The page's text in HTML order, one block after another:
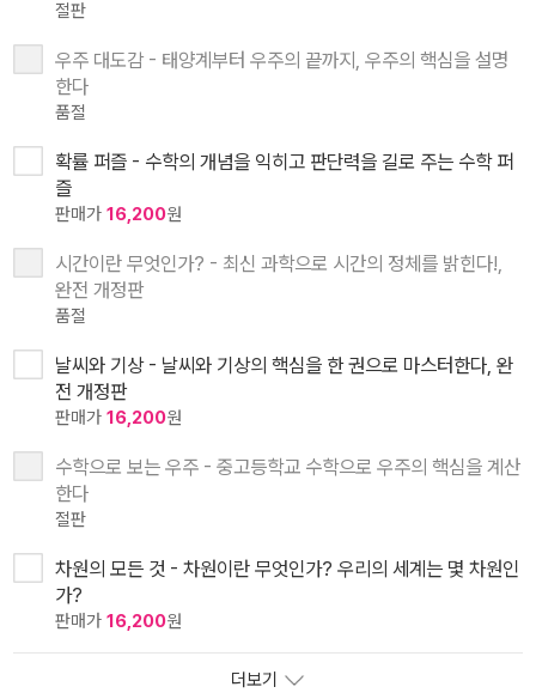
절판
우주 대도감 - 태양계부터 우주의 끝까지, 우주의 핵심을 설명
한다
품절
확률 퍼즐 - 수학의 개념을 익히고 판단력을 길로 주는 수학 퍼
즐
판매가 16,200원
시간이란 무엇인가? - 최신 과학으로 시간의 정체를 밝힌다!,
완전 개정판
품절
날씨와 기상 - 날씨와 기상의 핵심을 한 권으로 마스터한다, 완
전 개정판
판매가 16,200원
수학으로 보는 우주 - 중고등학교 수학으로 우주의 핵심을 계산
한다
절판
차원의 모든 것 - 차원이란 무엇인가? 우리의 세계는 몇 차원인
가?
판매가 16,200원
더보기